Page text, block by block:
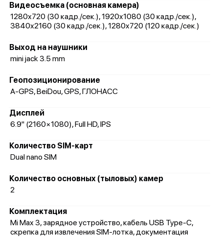
Видеосъемка (основная камера)
1280x720 (30 кадр./сек.), 1920x1080 (30 кадр./сек.),
3840x2160 (30 кадр./сек.), 1280x720 (120 кадр./сек.)
Выход на наушники
mini jack 3.5 mm
Геопозиционирование
A-GPS, BeiDou, GPS, ГЛОНАСС
Дисплей
6.9" (2160×1080), Full HD, IPS
Количество SIM-карт
Dual nano SIM
Количество основных (тыловых) камер
2
Комплектация
Mi Max 3, зарядное устройство, кабель USB Type-C,
скрепка для извлечения SIM-лотка, документация